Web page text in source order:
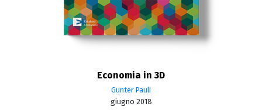
Economia in 3D
Gunter Pauli
giugno 2018